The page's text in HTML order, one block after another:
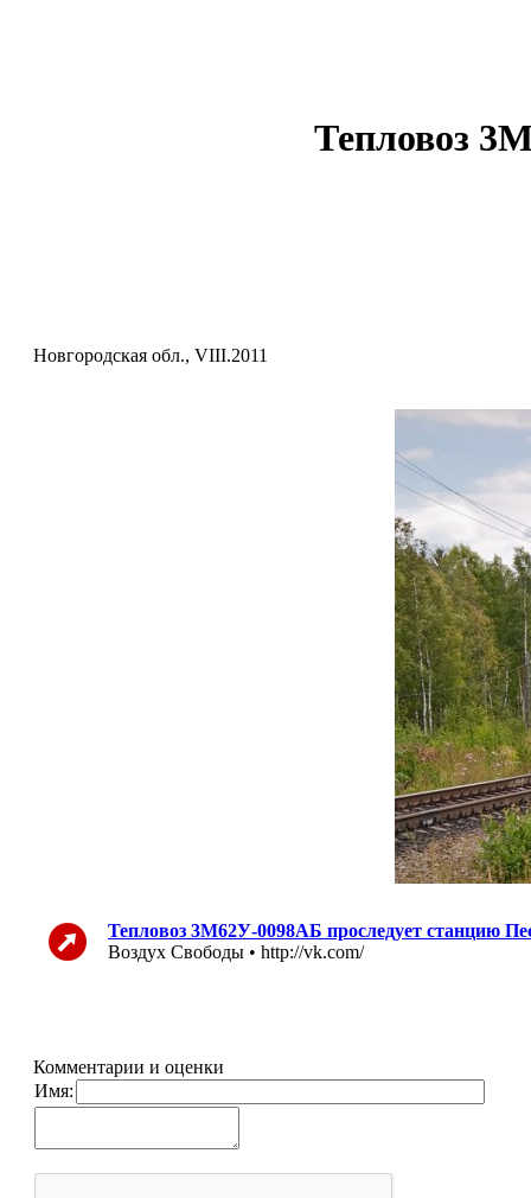
Тепловоз
Новгородская обл., VIII.2011
Тепловоз 3М62У-0098АБ проследует станцию
Воздух Свободы • http://vk.com/
Комментарии и оценки
Имя: